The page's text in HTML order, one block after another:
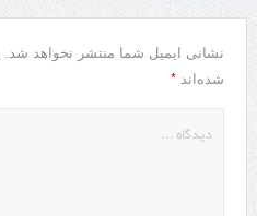
نشانی ایمیل شما منتشر نخواهد شد.
شده‌اند *